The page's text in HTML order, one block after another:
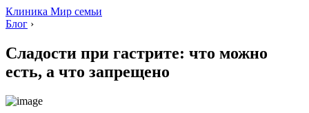
Клиника Мир семьи
Блог ›
Сладости при гастрите: что можно
есть, а что запрещено